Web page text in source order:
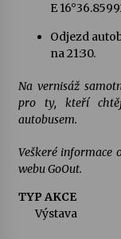
E
Odjezd
na 21:30.
Na vernisáž
pro ty, kteří
autobusem.
Veškeré informace
webu GoOut.
TYP AKCE
Výstava